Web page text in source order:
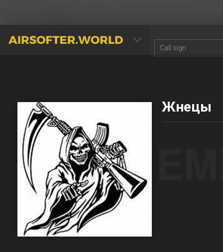
AIRSOFTER.WORLD
Жнецы